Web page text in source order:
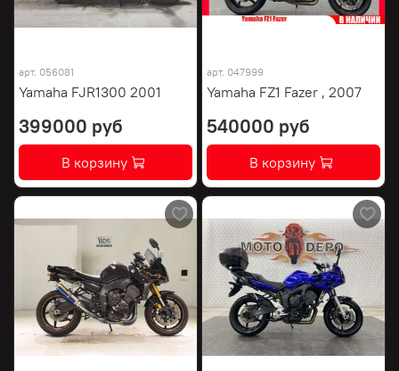
арт. 056081
Yamaha FJR1300 2001
399000 руб
В корзину
арт. 047999
Yamaha FZ1 Fazer , 2007
540000 руб
В корзину